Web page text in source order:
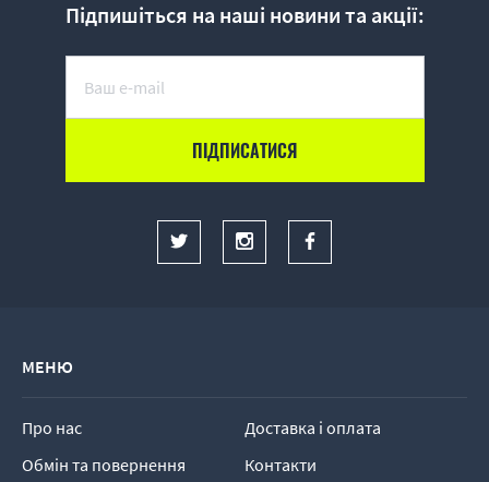
Підпишіться на наші новини та акції:
МЕНЮ
Про нас
Доставка і оплата
Обмін та повернення
Контакти